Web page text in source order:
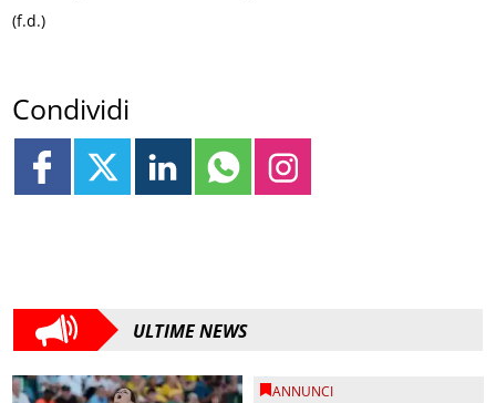
(f.d.)
Condividi
ULTIME NEWS
ANNUNCI